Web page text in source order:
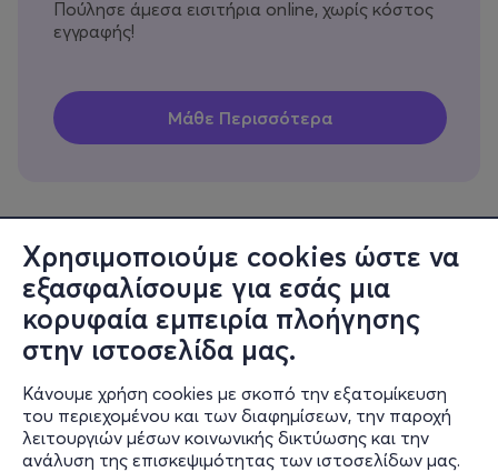
Χρησιμοποιούμε cookies ώστε να
εξασφαλίσουμε για εσάς μια
κορυφαία εμπειρία πλοήγησης
στην ιστοσελίδα μας.
Κάνουμε χρήση cookies με σκοπό την εξατομίκευση
του περιεχομένου και των διαφημίσεων, την παροχή
λειτουργιών μέσων κοινωνικής δικτύωσης και την
ανάλυση της επισκεψιμότητας των ιστοσελίδων μας.
Πούλησε άμεσα εισιτήρια online, χωρίς κόστος
εγγραφής!
Πληροφορίες
Υποστήριξη
Stay Connected